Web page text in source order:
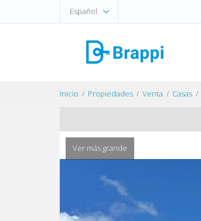
Español
Inicio Propiedades Venta Casas
Ver más grande